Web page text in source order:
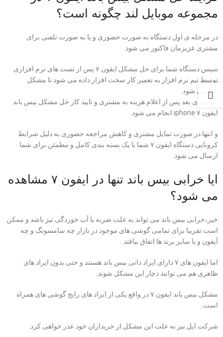
مجموعه موبایل لند چگونه است؟
در مرحله ی اول دستگاه به صورت حضوری و یا به صورت تلفنی برای
مشتری عزیزمان فاکتور می شود.
سپس دستگاه شما برای حل مشکل ایفون ۷ پس از تست های نرم افزاری
توسط تیم نرم افزار به تعمیر کار سخت افزار داده می شود تا مشکل
بررسی شود.
مرحله ی بعد پس از اعلام هزینه به مشتری و تایید کار حل مشکل بیس باند
ایفون iphone ۷ انجام می شود.
و انتها در صورت تمایل مشتری و کاهش مراجعه حضوری به دلیل شرایط
کرونایی دستگاه ایفون ۷ شما با یک بسته بندی کامل و مطمئن برای شما
ارسال می شود.
ایا خرابی بیس باند تنها در ایفون ۷ مشاهده
می شود؟
خیر،خرابی بیس باند می تواند به علت ضربه یا آب خوردگی نیز باشد و ممکن
است تقریبا برای تمامی گوشی های موجود در بازار چه سامسونگ و چه
آیفون و یا سایر برند ها اتفاق بیافتد .
اما ایفون های ۷ دارای ایراد ذاتی بیس باند هستند و حتی بدون ایراد های
ظاهری هم می توانند دچار این مشکل شوند.
مشکل بیس باند ایفون ۷ در واقع یکی از ایراد های رایج گوشی های همراه
است.
شرکت اپل نیز به علت این مشکل از خریداران خود عذر خواهی کرد.